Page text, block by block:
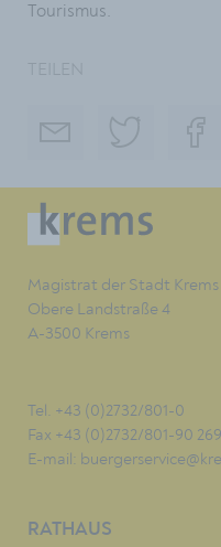
Tourismus.
Magistrat der Stadt Krems
Obere Landstraße 4
A-3500 Krems
Tel. +43 (0)2732/801-0
Fax +43 (0)2732/801-90 269
E-mail:
RATHAUS